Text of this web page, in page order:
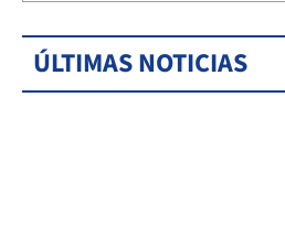
ÚLTIMAS NOTICIAS